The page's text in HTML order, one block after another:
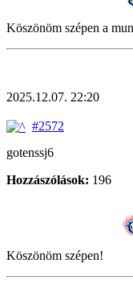
Köszönöm szépen a
2025.12.07. 22:20
#2572
gotenssj6
Hozzászólások: 196
Köszönöm szépen!